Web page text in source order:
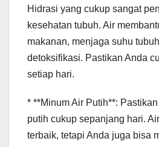
Hidrasi yang cukup sangat
kesehatan tubuh. Air
makanan, menjaga suhu
detoksifikasi. Pastikan Anda
setiap hari.
* **Minum Air Putih**:
putih cukup sepanjang hari.
terbaik, tetapi Anda juga bisa